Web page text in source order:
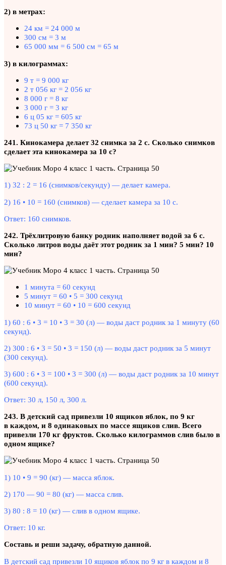
2) в метрах:
24 км = 24 000 м
300 см = 3 м
65 000 мм = 6 500 см = 65 м
3) в килограммах:
9 т = 9 000 кг
2 т 056 кг = 2 056 кг
8 000 г = 8 кг
3 000 г = 3 кг
6 ц 05 кг = 605 кг
73 ц 50 кг = 7 350 кг
241. Кинокамера делает 32 снимка за 2 с. Сколько снимков
сделает эта кинокамера за 10 с?
1) 32 : 2 = 16 (снимков/секунду) — делает камера.
2) 16 • 10 = 160 (снимков) — сделает камера за 10 с.
Ответ: 160 снимков.
242. Трёхлитровую банку родник наполняет водой за 6 с.
Сколько литров воды даёт этот родник за 1 мин? 5 мин? 10
мин?
1 минута = 60 секунд
5 минут = 60 • 5 = 300 секунд
10 минут = 60 • 10 = 600 секунд
1) 60 : 6 • 3 = 10 • 3 = 30 (л) — воды даст родник за 1 минуту (60
секунд).
2) 300 : 6 • 3 = 50 • 3 = 150 (л) — воды даст родник за 5 минут
(300 секунд).
3) 600 : 6 • 3 = 100 • 3 = 300 (л) — воды даст родник за 10 минут
(600 секунд).
Ответ: 30 л, 150 л, 300 л.
243. В детский сад привезли 10 ящиков яблок, по 9 кг
в каждом, и 8 одинаковых по массе ящиков слив. Всего
привезли 170 кг фруктов. Сколько килограммов слив было в
одном ящике?
1) 10 • 9 = 90 (кг) — масса яблок.
2) 170 — 90 = 80 (кг) — масса слив.
3) 80 : 8 = 10 (кг) — слив в одном ящике.
Ответ: 10 кг.
Составь и реши задачу, обратную данной.
В детский сад привезли 10 ящиков яблок по 9 кг в каждом и 8